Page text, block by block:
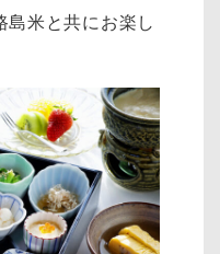
島米と共にお楽し